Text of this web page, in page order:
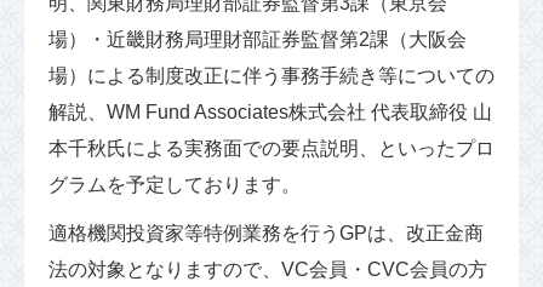
場）・近畿財務局理財部証券監督第2課（大阪会
場）による制度改正に伴う事務手続き等についての
解説、WM Fund Associates株式会社 代表取締役 山
本千秋氏による実務面での要点説明、といったプロ
グラムを予定しております。
適格機関投資家等特例業務を行うGPは、改正金商
法の対象となりますので、VC会員・CVC会員の方